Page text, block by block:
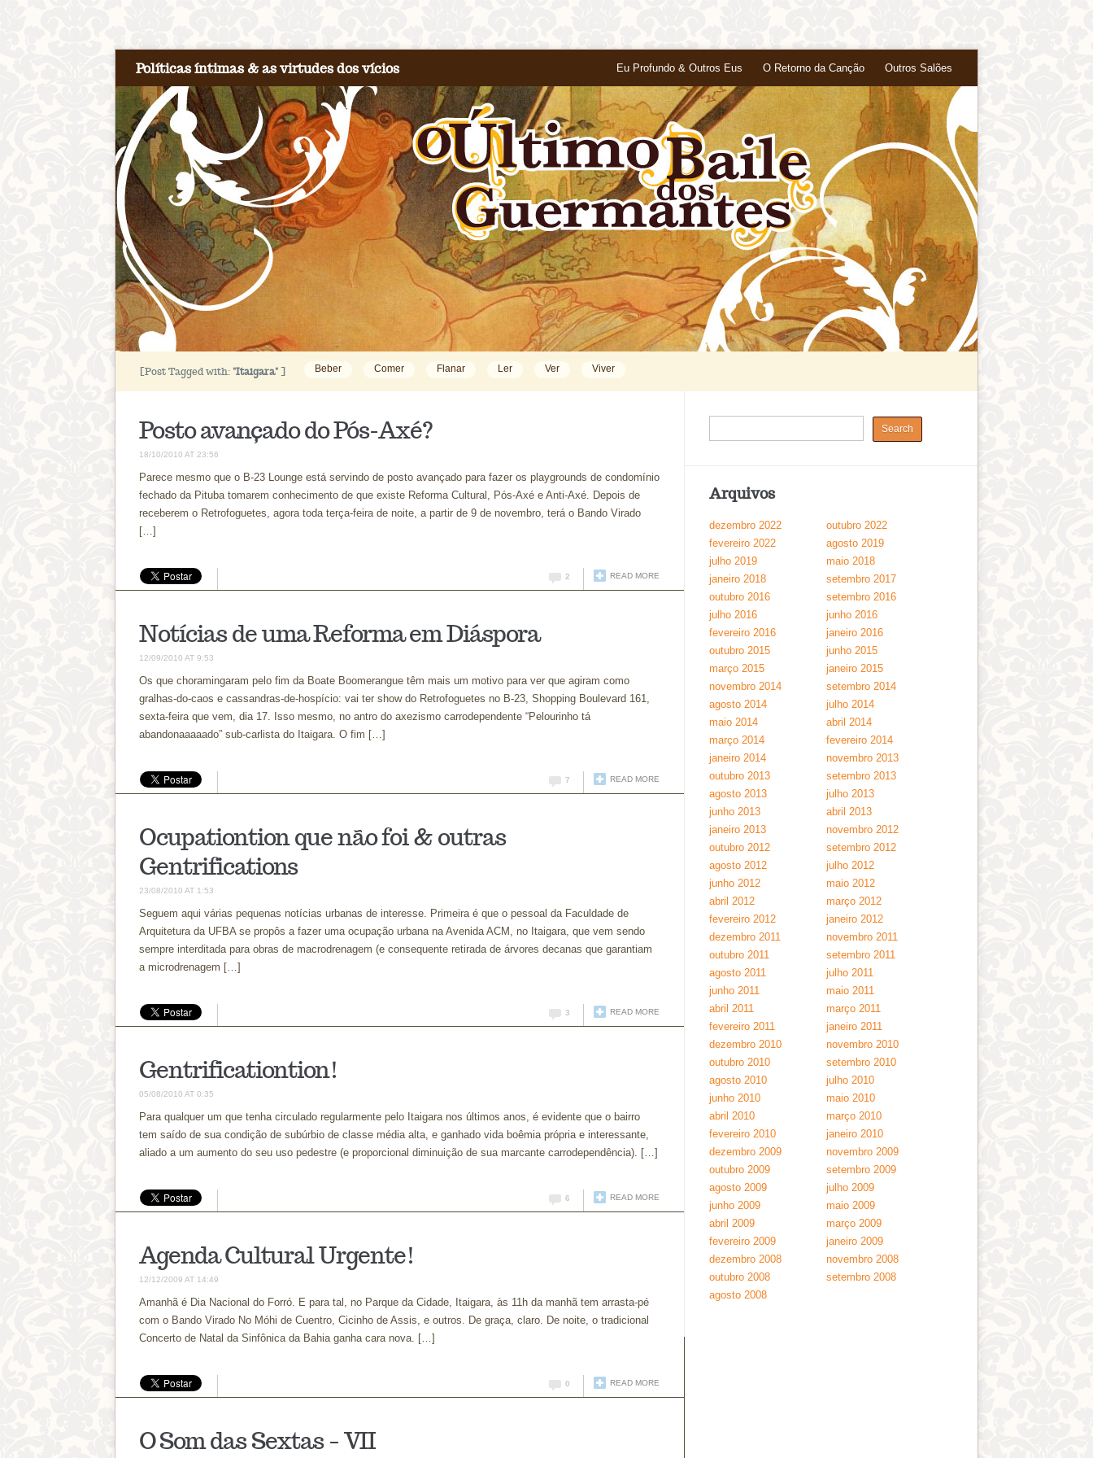
Políticas íntimas & as virtudes dos vícios Eu Profundo & Outros Eus O Retorno da Canção Outros Salões
[Post Tagged with: "Itaigara" ] Beber Comer Flanar Ler Ver Viver
Posto avançado do Pós-Axé?
18/10/2010 AT 23:56
Parece mesmo que o B-23 Lounge está servindo de posto avançado para fazer os playgrounds de condomínio
fechado da Pituba tomarem conhecimento de que existe Reforma Cultural, Pós-Axé e Anti-Axé. Depois de
receberem o Retrofoguetes, agora toda terça-feira de noite, a partir de 9 de novembro, terá o Bando Virado
[…]
READ MORE
2
Notícias de uma Reforma em Diáspora
12/09/2010 AT 9:53
Os que choramingaram pelo fim da Boate Boomerangue têm mais um motivo para ver que agiram como
gralhas-do-caos e cassandras-de-hospício: vai ter show do Retrofoguetes no B-23, Shopping Boulevard 161,
sexta-feira que vem, dia 17. Isso mesmo, no antro do axezismo carrodependente “Pelourinho tá
abandonaaaaado” sub-carlista do Itaigara. O fim […]
READ MORE
7
Ocupationtion que não foi & outras
Gentrifications
23/08/2010 AT 1:53
Seguem aqui várias pequenas notícias urbanas de interesse. Primeira é que o pessoal da Faculdade de
Arquitetura da UFBA se propôs a fazer uma ocupação urbana na Avenida ACM, no Itaigara, que vem sendo
sempre interditada para obras de macrodrenagem (e consequente retirada de árvores decanas que garantiam
a microdrenagem […]
READ MORE
3
Gentrificationtion!
05/08/2010 AT 0:35
Para qualquer um que tenha circulado regularmente pelo Itaigara nos últimos anos, é evidente que o bairro
tem saído de sua condição de subúrbio de classe média alta, e ganhado vida boêmia própria e interessante,
aliado a um aumento do seu uso pedestre (e proporcional diminuição de sua marcante carrodependência). […]
READ MORE
6
Agenda Cultural Urgente!
12/12/2009 AT 14:49
Amanhã é Dia Nacional do Forró. E para tal, no Parque da Cidade, Itaigara, às 11h da manhã tem arrasta-pé
com o Bando Virado No Móhi de Cuentro, Cicinho de Assis, e outros. De graça, claro. De noite, o tradicional
Concerto de Natal da Sinfônica da Bahia ganha cara nova. […]
READ MORE
0
O Som das Sextas – VII
Arquivos
dezembro 2022
outubro 2022
fevereiro 2022
agosto 2019
julho 2019
maio 2018
janeiro 2018
setembro 2017
outubro 2016
setembro 2016
julho 2016
junho 2016
fevereiro 2016
janeiro 2016
outubro 2015
junho 2015
março 2015
janeiro 2015
novembro 2014
setembro 2014
agosto 2014
julho 2014
maio 2014
abril 2014
março 2014
fevereiro 2014
janeiro 2014
novembro 2013
outubro 2013
setembro 2013
agosto 2013
julho 2013
junho 2013
abril 2013
janeiro 2013
novembro 2012
outubro 2012
setembro 2012
agosto 2012
julho 2012
junho 2012
maio 2012
abril 2012
março 2012
fevereiro 2012
janeiro 2012
dezembro 2011
novembro 2011
outubro 2011
setembro 2011
agosto 2011
julho 2011
junho 2011
maio 2011
abril 2011
março 2011
fevereiro 2011
janeiro 2011
dezembro 2010
novembro 2010
outubro 2010
setembro 2010
agosto 2010
julho 2010
junho 2010
maio 2010
abril 2010
março 2010
fevereiro 2010
janeiro 2010
dezembro 2009
novembro 2009
outubro 2009
setembro 2009
agosto 2009
julho 2009
junho 2009
maio 2009
abril 2009
março 2009
fevereiro 2009
janeiro 2009
dezembro 2008
novembro 2008
outubro 2008
setembro 2008
agosto 2008